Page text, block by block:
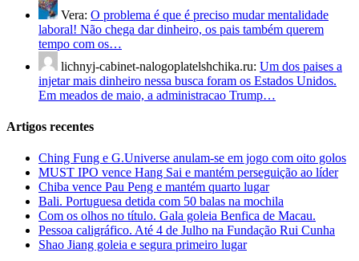
Vera: O problema é que é preciso mudar mentalidade
laboral! Não chega dar dinheiro, os pais também querem
tempo com os…
lichnyj-cabinet-nalogoplatelshchika.ru: Um dos paises a
injetar mais dinheiro nessa busca foram os Estados Unidos.
Em meados de maio, a administracao Trump…
Artigos recentes
Ching Fung e G.Universe anulam-se em jogo com oito golos
MUST IPO vence Hang Sai e mantém perseguição ao líder
Chiba vence Pau Peng e mantém quarto lugar
Bali. Portuguesa detida com 50 balas na mochila
Com os olhos no título. Gala goleia Benfica de Macau.
Pessoa caligráfico. Até 4 de Julho na Fundação Rui Cunha
Shao Jiang goleia e segura primeiro lugar